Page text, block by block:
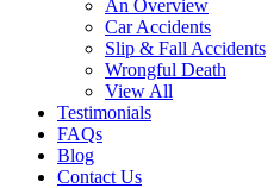
An Overview
Car Accidents
Slip & Fall Accidents
Wrongful Death
View All
Testimonials
FAQs
Blog
Contact Us